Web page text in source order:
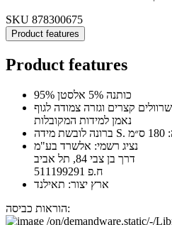
SKU 878300675
Product features
Product features
95% כותנה 5% אלסטן
נאמן למידות המקובלות
נציג רשמי: אלשרד בע"מ
דרך בן צבי 84, תל אביב
ח.פ 511199291
ארץ יצור: תאילנד
הוראות כביסה: